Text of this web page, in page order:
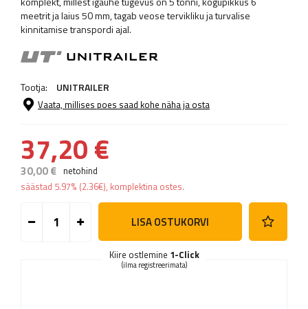
meetrit ja laius 50 mm, tagab veose tervikliku ja turvalise
kinnitamise transpordi ajal.
Tootja: UNITRAILER
Vaata, millises poes saad kohe näha ja osta
37,20 €
30,00 € netohind
säästad 5.97% (2.36€), komplektina ostes.
LISA OSTUKORVI
Kiire ostlemine 1-Click
(ilma registreerimata)